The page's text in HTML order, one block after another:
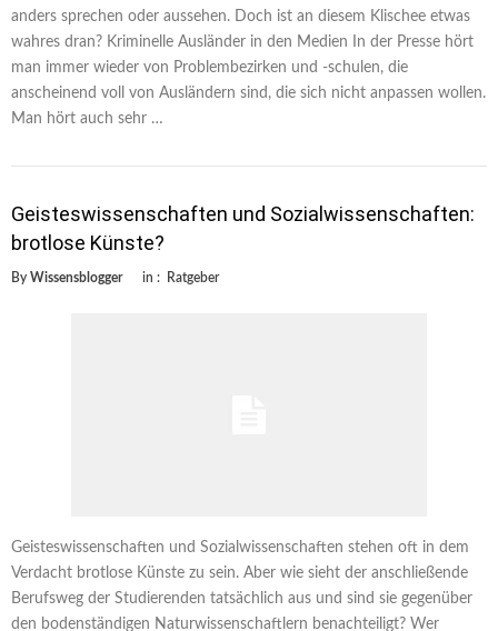
anders sprechen oder aussehen. Doch ist an diesem Klischee etwas
wahres dran? Kriminelle Ausländer in den Medien In der Presse hört
man immer wieder von Problembezirken und -schulen, die
anscheinend voll von Ausländern sind, die sich nicht anpassen wollen.
Man hört auch sehr …
Geisteswissenschaften und Sozialwissenschaften:
brotlose Künste?
By Wissensblogger in : Ratgeber
Geisteswissenschaften und Sozialwissenschaften stehen oft in dem
Verdacht brotlose Künste zu sein. Aber wie sieht der anschließende
Berufsweg der Studierenden tatsächlich aus und sind sie gegenüber
den bodenständigen Naturwissenschaftlern benachteiligt? Wer